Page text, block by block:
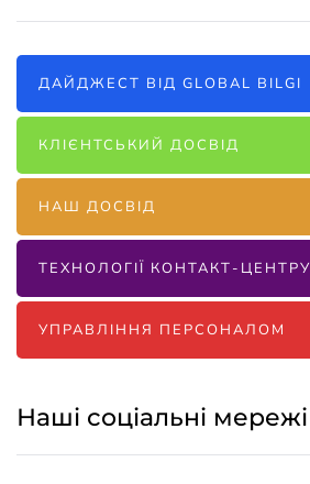
ДАЙДЖЕСТ ВІД GLOBAL BILGI
КЛІЄНТСЬКИЙ ДОСВІД
НАШ ДОСВІД
ТЕХНОЛОГІЇ КОНТАКТ-ЦЕНТРУ
УПРАВЛІННЯ ПЕРСОНАЛОМ
Наші соціальні мережі